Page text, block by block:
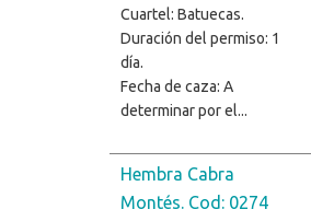
Cuartel: Batuecas.
Duración del permiso: 1
día.
Fecha de caza: A
determinar por el...
Hembra Cabra
Montés. Cod: 0274